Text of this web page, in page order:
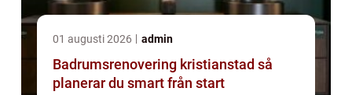
01 augusti 2026 admin
Badrumsrenovering kristianstad så
planerar du smart från start